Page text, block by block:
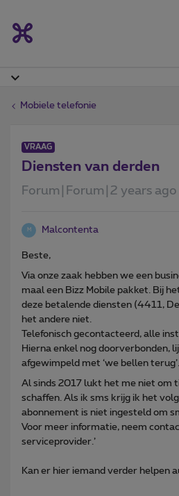
Mobiele telefonie
VRAAG
Diensten van derden
Forum|Forum|2 years ago
M Malcontenta
Beste,
Via onze zaak hebben we een
maal een Bizz Mobile pakket. Bij
deze betalende diensten (4411,
het andere niet.
Telefonisch gecontacteerd, alle
Hierna enkel nog doorverbonden,
afgewimpeld met ‘we bellen terug’...
Al sinds 2017 lukt het me niet om
schaffen. Als ik sms krijg ik het
abonnement is niet ingesteld om
Voor meer informatie, neem
serviceprovider.’
Kan er hier iemand verder helpen